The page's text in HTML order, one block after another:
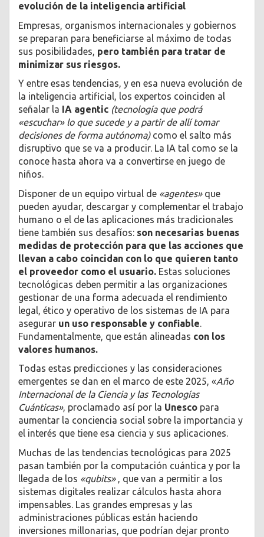
evolución de la inteligencia artificial
Empresas, organismos internacionales y gobiernos
se preparan para beneficiarse al máximo de todas
sus posibilidades, pero también para tratar de
minimizar sus riesgos.
Y entre esas tendencias, y en esa nueva evolución de
la inteligencia artificial, los expertos coinciden al
señalar la IA agentic (tecnología que podrá
«escuchar» lo que sucede y a partir de allí tomar
decisiones de forma autónoma)como el salto más
disruptivo que se va a producir. La IA tal como se la
conoce hasta ahora va a convertirse en juego de
niños.
Disponer de un equipo virtual de «agentes»que
pueden ayudar, descargar y complementar el trabajo
humano o el de las aplicaciones más tradicionales
tiene también sus desafíos: son necesarias buenas
medidas de protección para que las acciones que
llevan a cabo coincidan con lo que quieren tanto
el proveedor como el usuario. Estas soluciones
tecnológicas deben permitir a las organizaciones
gestionar de una forma adecuada el rendimiento
legal, ético y operativo de los sistemas de IA para
asegurar un uso responsable y confiable.
Fundamentalmente, que están alineadas con los
valores humanos.
Todas estas predicciones y las consideraciones
emergentes se dan en el marco de este 2025, «Año
Internacional de la Ciencia y las Tecnologías
Cuánticas», proclamado así por la Unesco para
aumentar la conciencia social sobre la importancia y
el interés que tiene esa ciencia y sus aplicaciones.
Muchas de las tendencias tecnológicas para 2025
pasan también por la computación cuántica y por la
llegada de los «qubits», que van a permitir a los
sistemas digitales realizar cálculos hasta ahora
impensables. Las grandes empresas y las
administraciones públicas están haciendo
inversiones millonarias, que podrían dejar pronto